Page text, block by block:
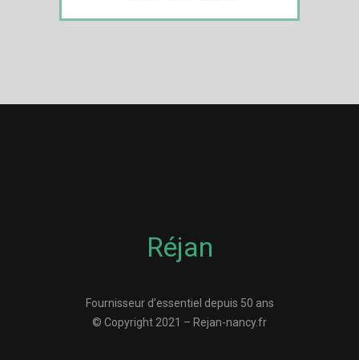
Réjan
Fournisseur d’essentiel depuis 50 ans
© Copyright 2021 – Rejan-nancy.fr